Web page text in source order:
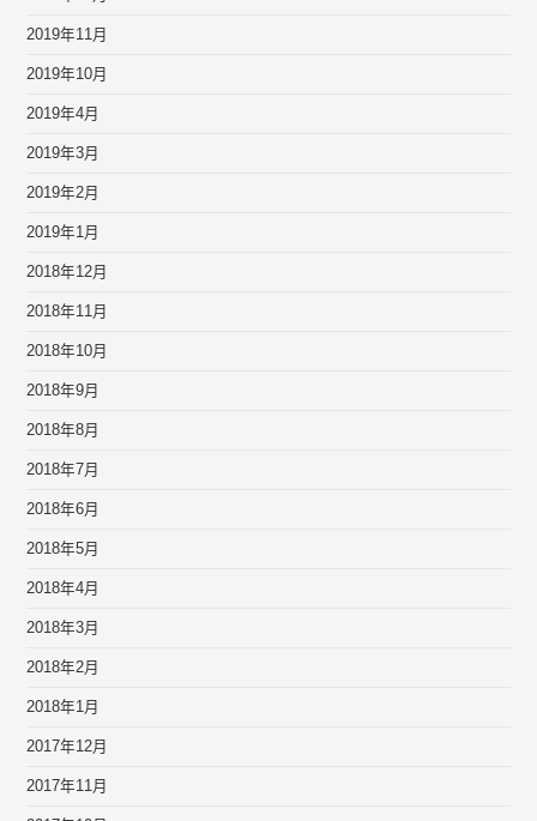
2019年11月
2019年10月
2019年4月
2019年3月
2019年2月
2019年1月
2018年12月
2018年11月
2018年10月
2018年9月
2018年8月
2018年7月
2018年6月
2018年5月
2018年4月
2018年3月
2018年2月
2018年1月
2017年12月
2017年11月